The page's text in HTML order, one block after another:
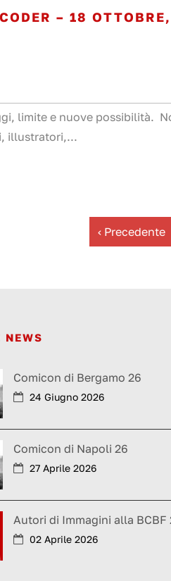
– 18
limite e nuove possibilità.
illustratori,...
‹ Precedente
NEWS
Comicon di Bergamo 26
24 Giugno 2026
Comicon di Napoli 26
27 Aprile 2026
Autori di Immagini alla BCBF
02 Aprile 2026